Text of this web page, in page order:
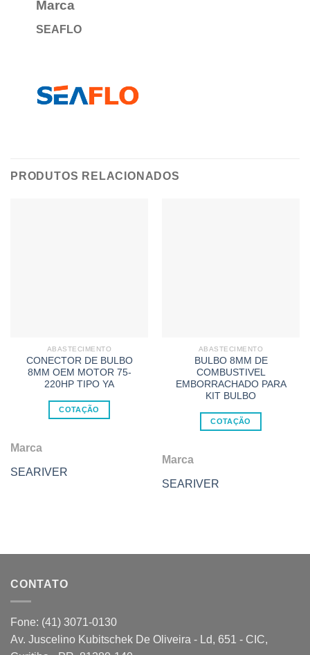
Marca
SEAFLO
PRODUTOS RELACIONADOS
ABASTECIMENTO
CONECTOR DE BULBO
8MM OEM MOTOR 75-
220HP TIPO YA
COTAÇÃO
Marca
SEARIVER
ABASTECIMENTO
BULBO 8MM DE
COMBUSTIVEL
EMBORRACHADO PARA
KIT BULBO
COTAÇÃO
Marca
SEARIVER
CONTATO
Fone: (41) 3071-0130
Av. Juscelino Kubitschek De Oliveira - Ld, 651 - CIC,